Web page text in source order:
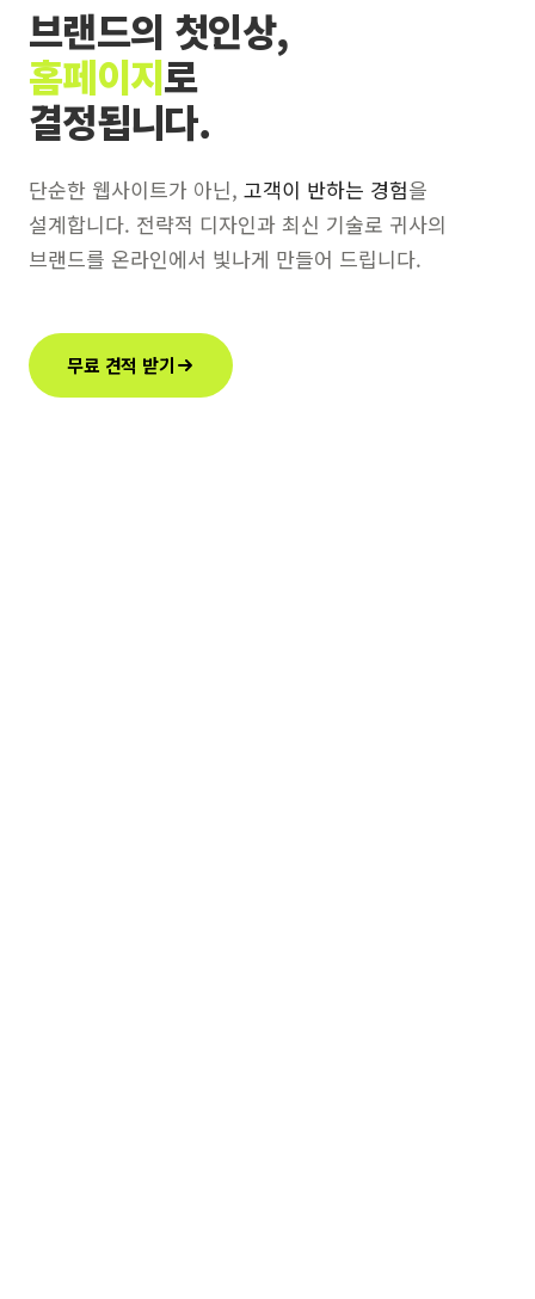
브랜드의 첫인상,
홈페이지로
결정됩니다.
단순한 웹사이트가 아닌, 고객이 반하는 경험을
설계합니다. 전략적 디자인과 최신 기술로 귀사의
브랜드를 온라인에서 빛나게 만들어 드립니다.
무료 견적 받기